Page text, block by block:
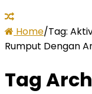
Home/Tag:
Rumput Dengan
Tag